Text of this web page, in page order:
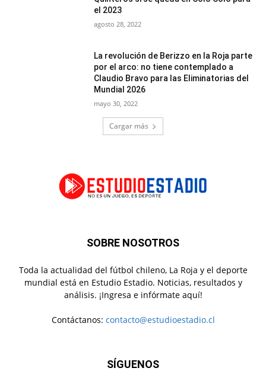
el 2023
agosto 28, 2022
La revolución de Berizzo en la Roja parte
por el arco: no tiene contemplado a
Claudio Bravo para las Eliminatorias del
Mundial 2026
mayo 30, 2022
Cargar más
SOBRE NOSOTROS
Toda la actualidad del fútbol chileno, La Roja y el deporte
mundial está en Estudio Estadio. Noticias, resultados y
análisis. ¡Ingresa e infórmate aquí!
Contáctanos: contacto@estudioestadio.cl
SÍGUENOS